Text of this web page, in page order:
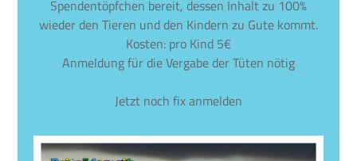
Spendentöpfchen bereit, dessen Inhalt zu 100%
wieder den Tieren und den Kindern zu Gute kommt.
Kosten: pro Kind 5€
Anmeldung für die Vergabe der Tüten nötig
Jetzt noch fix anmelden